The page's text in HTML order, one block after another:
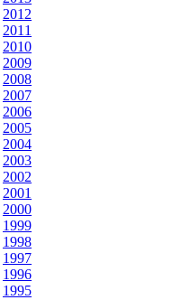
2012
2011
2010
2009
2008
2007
2006
2005
2004
2003
2002
2001
2000
1999
1998
1997
1996
1995